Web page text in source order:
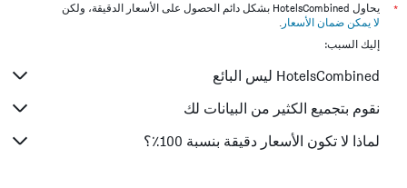
*
يحاول HotelsCombined بشكل دائم الحصول على الأسعار الدقيقة، ولكن
لا يمكن ضمان الأسعار .
إليك السبب:
HotelsCombined ليس البائع
نقوم بتجميع الكثير من البيانات لك
لماذا لا تكون الأسعار دقيقة بنسبة 100٪؟